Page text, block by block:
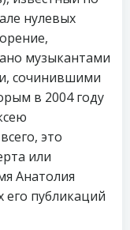
нулевых
музыкантами
сочинившими
в 2004 году
это
или
Анатолия
его публикаций